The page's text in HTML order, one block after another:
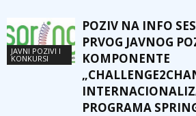
JAVNI POZIVI I
KONKURSI
POZIV NA INFO
PRVOG JAVNOG
KOMPONENTE
PROGRAMA